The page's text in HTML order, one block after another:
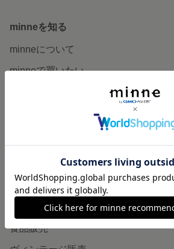
minneを知る
minneについて
minneで買いたい
作品販売について
minneで売りたい
食品販売